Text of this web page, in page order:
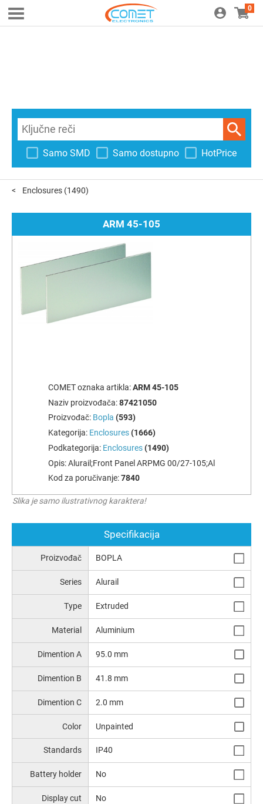
0
Samo SMD Samo dostupno HotPrice
Enclosures (1490)
ARM 45-105
COMET oznaka artikla:ARM 45-105
Naziv proizvođača:87421050
Proizvođač: Bopla (593)
Kategorija: Enclosures(1666)
Podkategorija: Enclosures(1490)
Opis:Alurail;Front Panel ARPMG 00/27-105;Al
Kod za poručivanje:7840
Slika je samo ilustrativnog karaktera!
Specifikacija
Proizvođač BOPLA
Series Alurail
Type Extruded
Material Aluminium
Dimention A 95.0 mm
Dimention B 41.8 mm
Dimention C 2.0 mm
Color Unpainted
Standards IP40
Battery holder No
Display cut No